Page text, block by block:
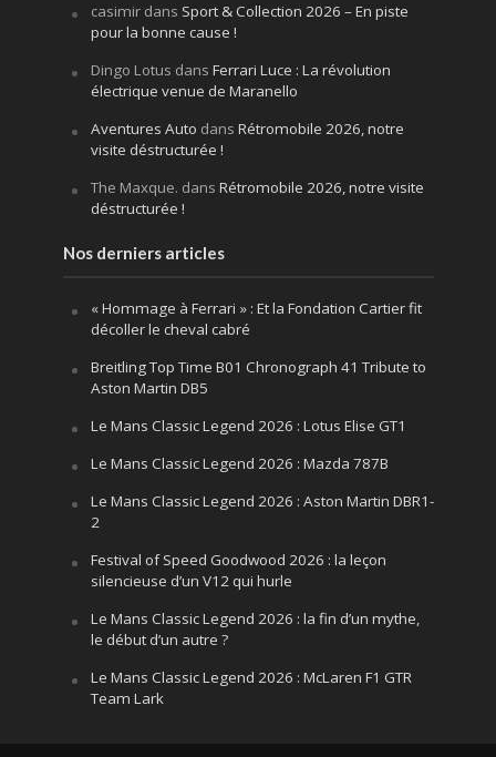
casimirdans Sport & Collection 2026 – En piste
pour la bonne cause !
Dingo Lotus dans Ferrari Luce : La révolution
électrique venue de Maranello
Aventures Auto dans Rétromobile 2026, notre
visite déstructurée !
The Maxque. dans Rétromobile 2026, notre visite
déstructurée !
Nos derniers articles
« Hommage à Ferrari » : Et la Fondation Cartier fit
décoller le cheval cabré
Breitling Top Time B01 Chronograph 41 Tribute to
Aston Martin DB5
Le Mans Classic Legend 2026 : Lotus Elise GT1
Le Mans Classic Legend 2026 : Mazda 787B
Le Mans Classic Legend 2026 : Aston Martin DBR1-
2
Festival of Speed Goodwood 2026 : la leçon
silencieuse d’un V12 qui hurle
Le Mans Classic Legend 2026 : la fin d’un mythe,
le début d’un autre ?
Le Mans Classic Legend 2026 : McLaren F1 GTR
Team Lark